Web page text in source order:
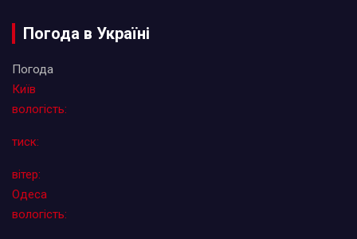
Погода в Україні
Погода
Київ
вологість:
тиск:
вітер:
Одеса
вологість: